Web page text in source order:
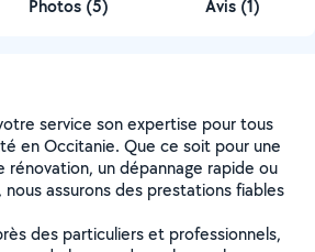
Photos (5) Avis (1)
service son expertise pour tous
en Occitanie. Que ce soit pour une
rénovation, un dépannage rapide ou
nous assurons des prestations fiables
des particuliers et professionnels,